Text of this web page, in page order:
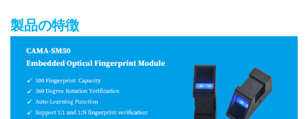
製品の特徴